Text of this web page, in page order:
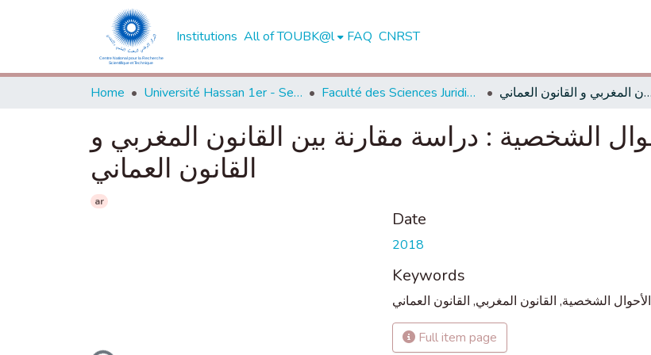
Institutions All of TOUBK@l FAQ CNRST
Home Université Hassan 1er - Settat Faculté des Sciences Juridiques Economiques et Sociales - Settat التمييز الإجرائي لدعاوي الأحوال الشخصية : دراسة مقارنة بين القانون المغربي و القانون العماني
الشخصية : دراسة مقارنة بين القانون المغربي و
القانون العماني
ar
Date
2018
Keywords
الشخصية, القانون المغربي, القانون العماني
Full item page